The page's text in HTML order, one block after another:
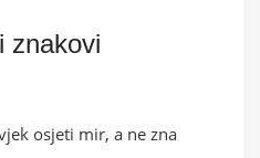
znakovi
osjeti mir, a ne zna